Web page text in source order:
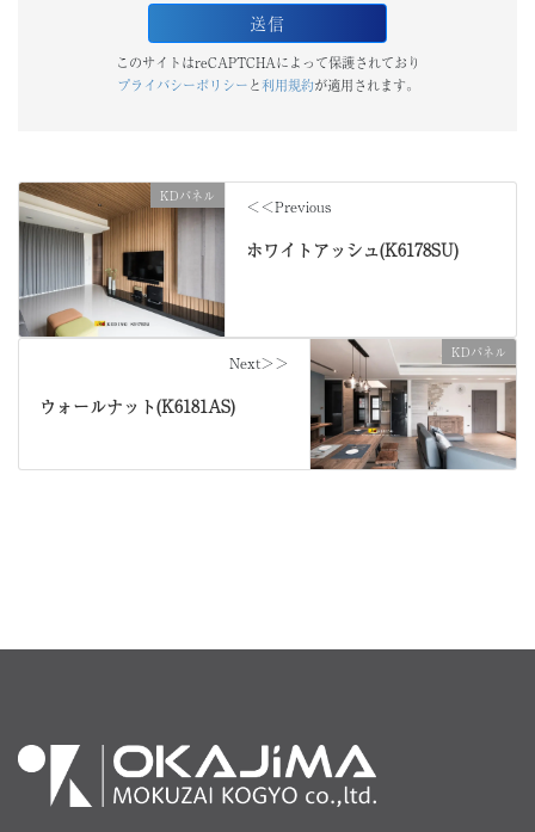
このサイトはreCAPTCHAによって保護されており
プライバシーポリシーと利用規約が適用されます。
KDパネル
＜＜Previous
ホワイトアッシュ(K6178SU)
KDパネル
Next＞＞
ウォールナット(K6181AS)